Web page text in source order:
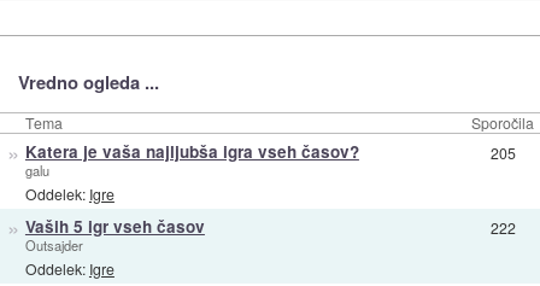
Vredno ogleda ...
Tema Sporočila
» Katera je vaša najljubša igra vseh časov?
galu
Oddelek: Igre
205
» Vaših 5 igr vseh časov
Outsajder
Oddelek: Igre
222